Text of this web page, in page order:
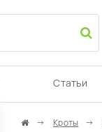
Статьи
Кроты